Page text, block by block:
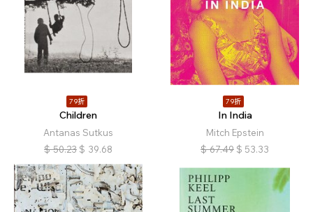
79折
Children
Antanas Sutkus
$ 50.23 $ 39.68
79折
In India
Mitch Epstein
$ 67.49 $ 53.33